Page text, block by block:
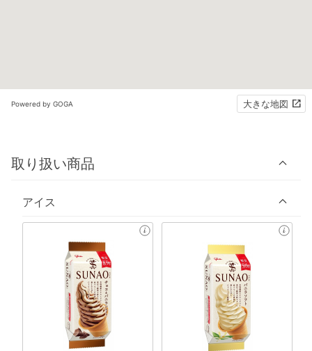
Powered by GOGA 大きな地図
取り扱い商品
アイス